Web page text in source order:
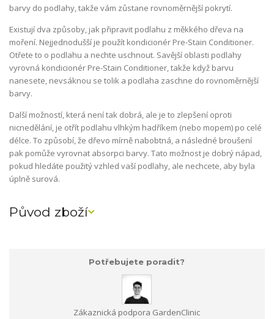
barvy do podlahy, takže vám zůstane rovnoměrnější pokrytí.
Existují dva způsoby, jak připravit podlahu z měkkého dřeva na
moření. Nejjednodušší je použít kondicionér Pre-Stain Conditioner.
Otřete to o podlahu a nechte uschnout. Savější oblasti podlahy
vyrovná kondicionér Pre-Stain Conditioner, takže když barvu
nanesete, nevsáknou se tolik a podlaha zaschne do rovnoměrnější
barvy.
Další možností, která není tak dobrá, ale je to zlepšení oproti
nicnedělání, je otřít podlahu vlhkým hadříkem (nebo mopem) po celé
délce. To způsobí, že dřevo mírně nabobtná, a následné broušení
pak pomůže vyrovnat absorpci barvy. Tato možnost je dobrý nápad,
pokud hledáte použitý vzhled vaší podlahy, ale nechcete, aby byla
úplně surová.
Původ zboží
Potřebujete poradit?
Zákaznická podpora GardenClinic